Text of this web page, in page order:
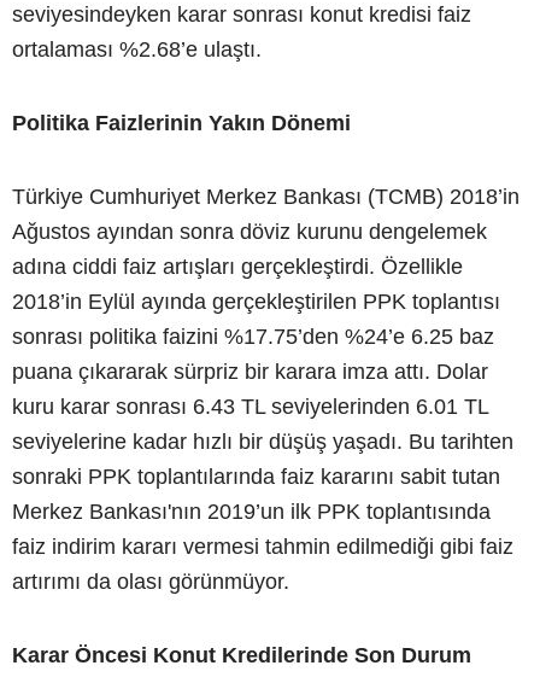
seviyesindeyken karar sonrası konut kredisi faiz
ortalaması %2.68’e ulaştı.
Politika Faizlerinin Yakın Dönemi
Türkiye Cumhuriyet Merkez Bankası (TCMB) 2018’in
Ağustos ayından sonra döviz kurunu dengelemek
adına ciddi faiz artışları gerçekleştirdi. Özellikle
2018’in Eylül ayında gerçekleştirilen PPK toplantısı
sonrası politika faizini %17.75’den %24’e 6.25 baz
puana çıkararak sürpriz bir karara imza attı. Dolar
kuru karar sonrası 6.43 TL seviyelerinden 6.01 TL
seviyelerine kadar hızlı bir düşüş yaşadı. Bu tarihten
sonraki PPK toplantılarında faiz kararını sabit tutan
Merkez Bankası'nın 2019’un ilk PPK toplantısında
faiz indirim kararı vermesi tahmin edilmediği gibi faiz
artırımı da olası görünmüyor.
Karar Öncesi Konut Kredilerinde Son Durum